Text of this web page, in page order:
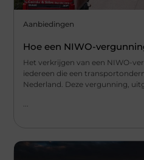
Aanbiedingen
Hoe een NIWO-
Het verkrijgen van een NIWO-
iedereen die een
Nederland. Deze vergunning,
...